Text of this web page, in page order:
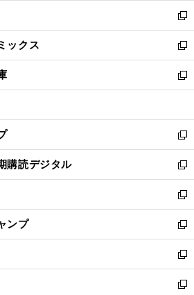
く
で
開
く
ド
ウ
で
開
く
ィ
ン
ド
ウ
で
開
し
い
ウ
ィ
ン
ド
ウ
開
く
新
し
い
ウ
ィ
ン
ウ
で
開
く
ックス
新
し
い
ウ
ン
ド
ウ
で
開
く
新
し
ウ
ィ
ン
ド
ウ
で
開
く
新
し
い
ウ
ィ
ン
ド
ウ
で
開
く
購読デジタル
新
し
い
ウ
ィ
ン
ド
ウ
で
新
し
い
ウ
ィ
ン
ド
ンプ
新
し
い
ウ
ィ
新
し
い
新